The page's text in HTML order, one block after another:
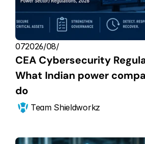
07‏/08‏/2026
CEA Cybersecurity
What Indian power
do
Team Shieldworkz